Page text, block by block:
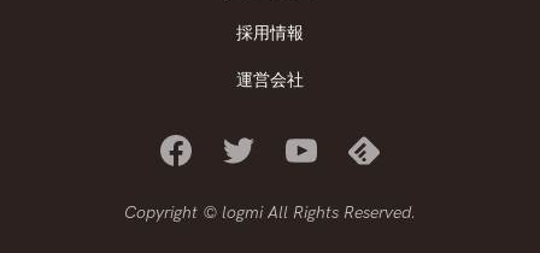
採用情報
運営会社
Copyright © logmi All Rights Reserved.